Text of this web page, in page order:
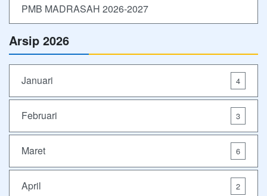
PMB MADRASAH 2026-2027
Arsip 2026
Januari 4
Februari 3
Maret 6
April 2